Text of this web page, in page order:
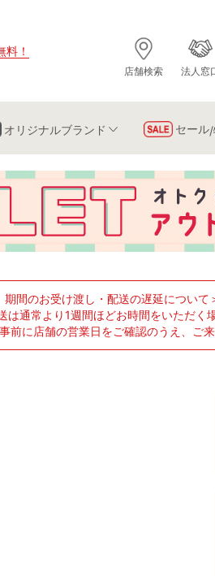
料 ！
店舗検索 法人窓
オリジナルブランド セール/
期間のお受け渡し・配送の遅延について
通常より1週間ほどお時間をいただく
前に店舗の営業日をご確認のうえ、ご来